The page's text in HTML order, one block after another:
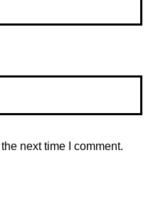
next time I comment.